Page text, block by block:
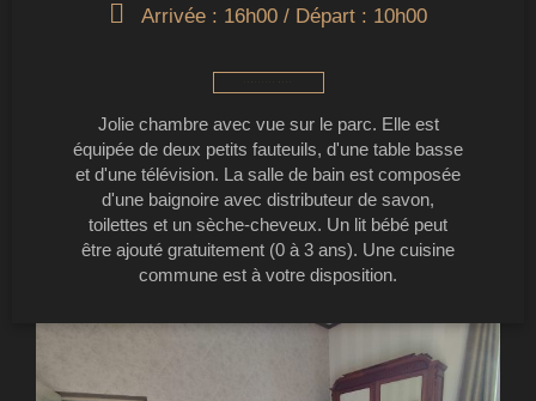
Arrivée : 16h00 / Départ : 10h00
Jolie chambre avec vue sur le parc. Elle est
équipée de deux petits fauteuils, d'une table basse
et d'une télévision. La salle de bain est composée
d'une baignoire avec distributeur de savon,
toilettes et un sèche-cheveux. Un lit bébé peut
être ajouté gratuitement (0 à 3 ans). Une cuisine
commune est à votre disposition.